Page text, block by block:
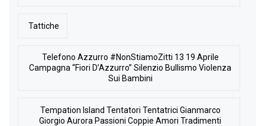
Tattiche
Telefono Azzurro #NonStiamoZitti 13 19 Aprile
Campagna “Fiori D’Azzurro” Silenzio Bullismo Violenza
Sui Bambini
Tempation Island Tentatori Tentatrici Gianmarco
Giorgio Aurora Passioni Coppie Amori Tradimenti